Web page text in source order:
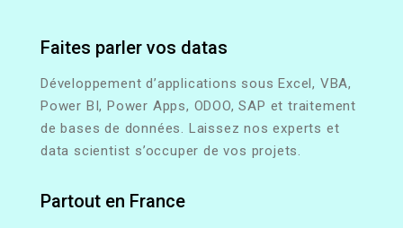
Faites parler vos datas
Développement d’applications sous Excel, VBA,
Power BI, Power Apps, ODOO, SAP et traitement
de bases de données. Laissez nos experts et
data scientist s’occuper de vos projets.
Partout en France